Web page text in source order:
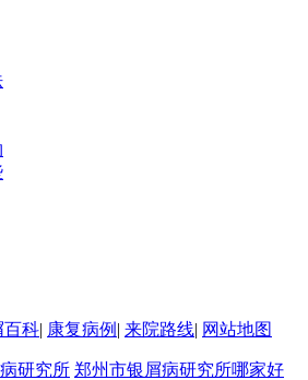
百科| 康复病例 | 来院路线| 网站地图
研究所 郑州市银屑病研究所哪家好